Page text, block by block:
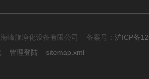
峰旋净化设备有限公司 备案号： 沪ICP备
管理登陆 sitemap.xml